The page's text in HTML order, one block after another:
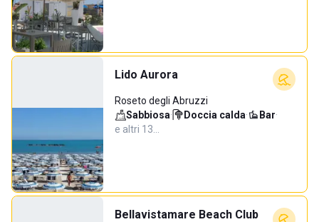
Lido Aurora
Roseto degli Abruzzi
Sabbiosa· Doccia calda· Bar·
e altri 13…
Bellavistamare Beach Club